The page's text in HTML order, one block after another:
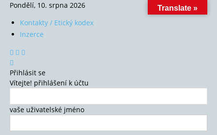
Pondělí, 10. srpna 2026
Kontakty / Etický kodex
Inzerce
Přihlásit se
Vítejte! přihlášení k účtu
vaše uživatelské jméno
Translate »